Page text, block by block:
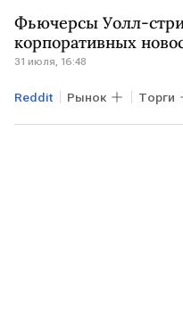
рынок криптовалюты
Фьючерсы Уолл-
корпоративных
31 июля, 16:48
Reddit Рынок Торги
Amazon Apple